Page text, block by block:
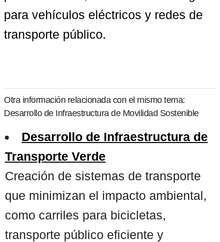
para vehículos eléctricos y redes de
transporte público.
Otra información relacionada con el mismo tema:
Desarrollo de Infraestructura de Movilidad Sostenible
Desarrollo de Infraestructura de
Transporte Verde
Creación de sistemas de transporte
que minimizan el impacto ambiental,
como carriles para bicicletas,
transporte público eficiente y